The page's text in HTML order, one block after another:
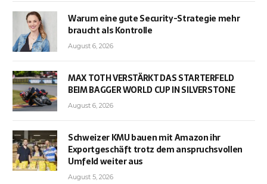
Warum eine gute Security-Strategie mehr
braucht als Kontrolle
August 6, 2026
MAX TOTH VERSTÄRKT DAS STARTERFELD
BEIM BAGGER WORLD CUP IN SILVERSTONE
August 6, 2026
Schweizer KMU bauen mit Amazon ihr
Exportgeschäft trotz dem anspruchsvollen
Umfeld weiter aus
August 5, 2026